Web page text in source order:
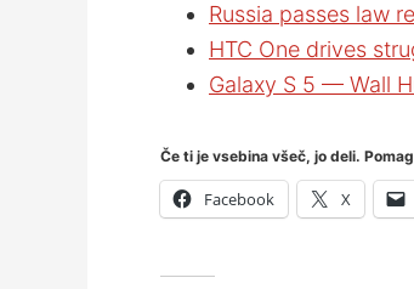
Russia passes law
HTC One drives
Galaxy S 5 — Wall
Če ti je vsebina všeč, jo deli.
Facebook X